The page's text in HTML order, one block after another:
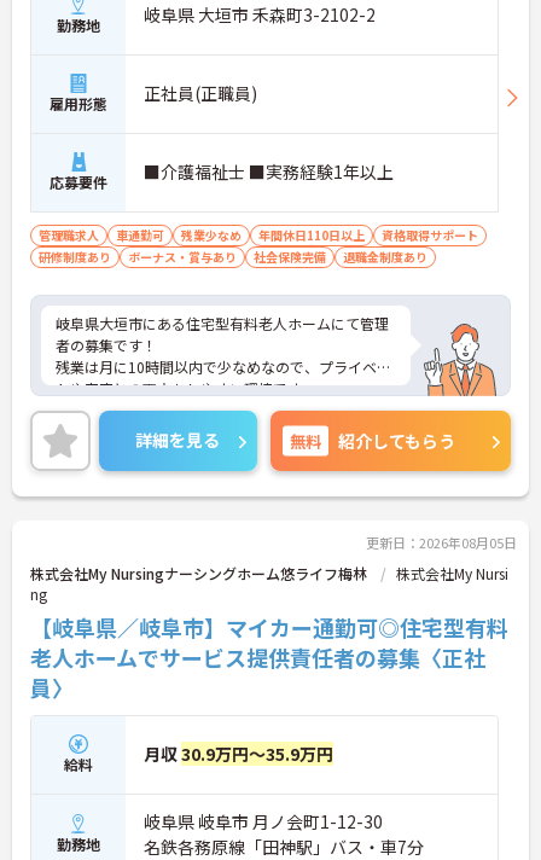
勤務地 岐阜県 大垣市 禾森町3-2102-2
雇用形態 正社員(正職員)
応募要件 ■介護福祉士 ■実務経験1年以上
管理職求人 車通勤可 残業少なめ 年間休日110日以上
資格取得サポート
研修制度あり
ボーナス・賞与あり 社会保険完備 退職金制度あり
岐阜県大垣市にある住宅型有料老人ホームにて管理
者の募集です！
残業は月に10時間以内で少なめなので、プライベー
トや家庭との両立もしやすい環境です。
夏季・冬季休暇もあるため、しっかりと休んでリフ
レッシュできます◎
ご興味のある方には、面接対策ポイントなど、さら
に詳細をお話しいたしますのでお気軽にご相談くだ
さい！
詳細を見る 無料 紹介してもらう
更新日：2026年08月05日
株式会社My Nursingナーシングホーム悠ライフ梅林
株式会社My Nursi
ng
【岐阜県／岐阜市】マイカー通勤可◎住宅型有料
老人ホームでサービス提供責任者の募集〈正社
員〉
給料 月収30.9万円～35.9万円
勤務地
岐阜県 岐阜市 月ノ会町1-12-30
名鉄各務原線「田神駅」バス・車7分